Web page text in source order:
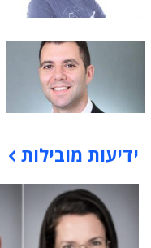
תוכן פרסומי
ידיעות מובילות